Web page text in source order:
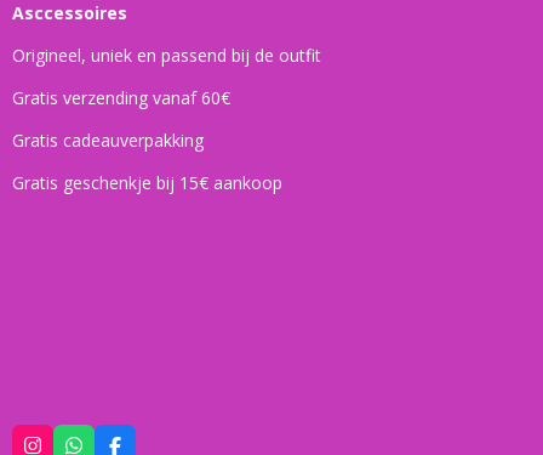
Asccessoires
Origineel, uniek en passend bij de outfit
Gratis verzending vanaf 60€
Gratis cadeauverpakking
Gratis geschenkje bij 15€ aankoop